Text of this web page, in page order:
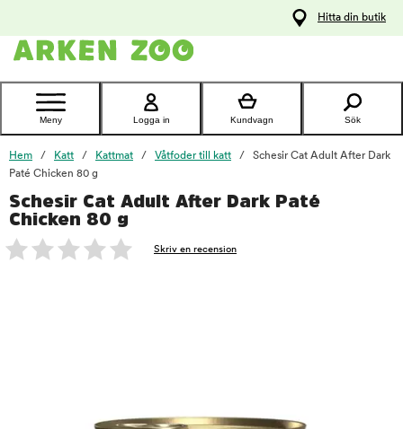
Kontakta
Hitta din butik
Meny Logga in Kundvagn Sök
Hem Katt Kattmat Våtfoder till katt
Schesir Cat Adult After Dark
Paté Chicken 80 g
Schesir Cat Adult After Dark Paté
Chicken 80 g
Skriv en recension
foo